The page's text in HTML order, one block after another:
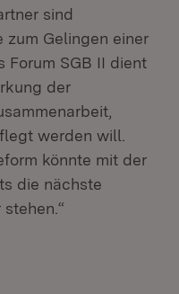
sind
zum Gelingen einer
Forum SGB II dient
der
werden will.
könnte mit der
die nächste